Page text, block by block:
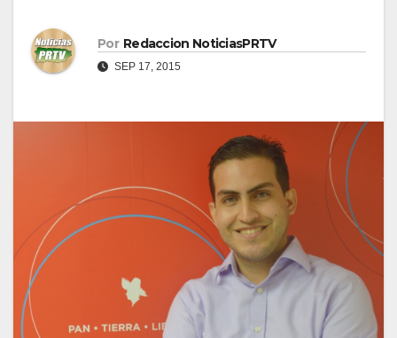
Por Redaccion NoticiasPRTV
SEP 17, 2015